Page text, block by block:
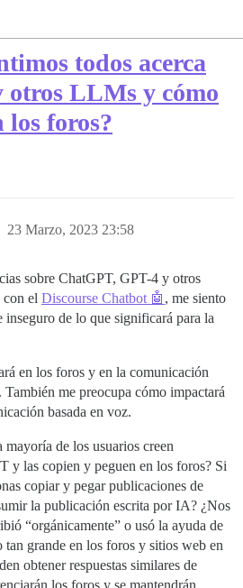
todos acerca
otros LLMs y cómo
los foros?
23 Marzo, 2023 23:58
sobre ChatGPT, GPT-4 y otros
el Discourse Chatbot 🤖 , me siento
inseguro de lo que significará para la
en los foros y en la comunicación
También me preocupa cómo impactará
basada en voz.
de los usuarios creen
y las copien y peguen en los foros? Si
copiar y pegar publicaciones de
la publicación escrita por IA? ¿Nos
“orgánicamente” o usó la ayuda de
grande en los foros y sitios web en
obtener respuestas similares de